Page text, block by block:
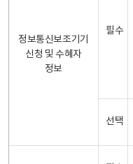
정보통신보조기기
신청 및 수혜자
정보
필수
선택